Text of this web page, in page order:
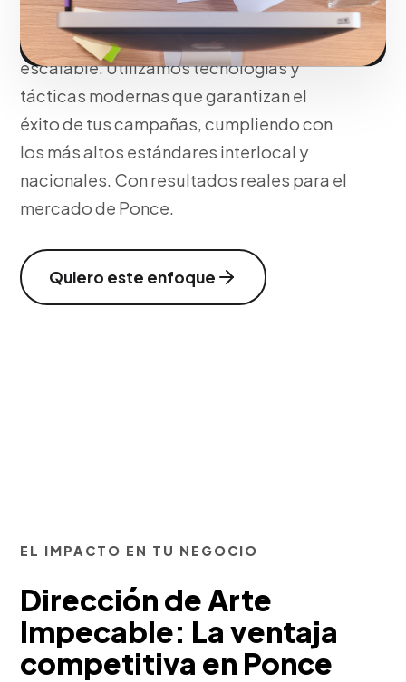
de conversión optimizados para que tu
comercio opere y crezca de forma
escalable. Utilizamos tecnologías y
tácticas modernas que garantizan el
éxito de tus campañas, cumpliendo con
los más altos estándares interlocal y
nacionales. Con resultados reales para el
mercado de Ponce.
Quiero este enfoque
EL IMPACTO EN TU NEGOCIO
Dirección de Arte
Impecable: La ventaja
competitiva en Ponce